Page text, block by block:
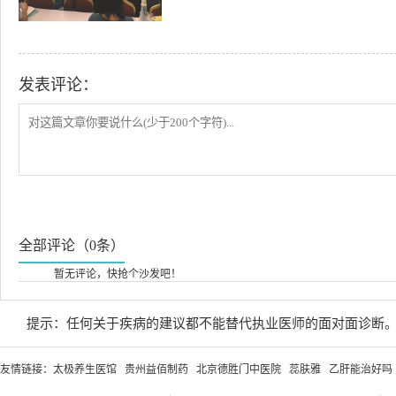
发表评论：
全部评论（0条）
暂无评论，快抢个沙发吧！
提示：任何关于疾病的建议都不能替代执业医师的面对面诊断
友情链接： 太极养生医馆 贵州益佰制药 北京德胜门中医院 蕊肤雅 乙肝能治好吗